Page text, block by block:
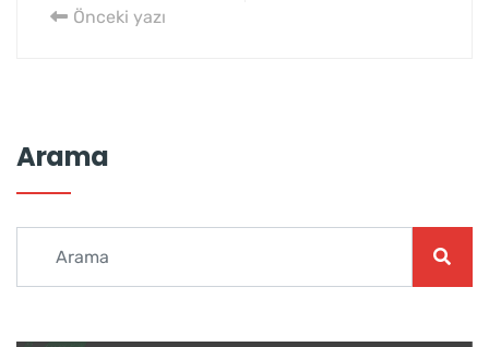
Önceki yazı
Arama